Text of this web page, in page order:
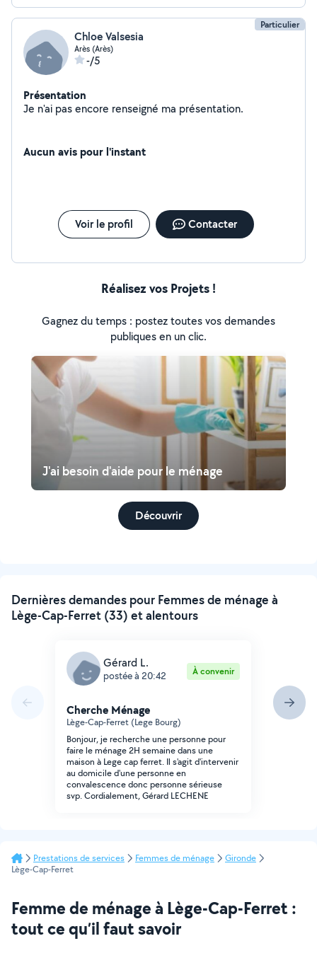
Particulier
Chloe Valsesia
Arès (Arès)
-/5
Présentation
Je n'ai pas encore renseigné ma présentation.
Aucun avis pour l'instant
Voir le profil Contacter
Réalisez vos Projets !
Gagnez du temps : postez toutes vos demandes
publiques en un clic.
J'ai besoin d'aide pour le ménage
Découvrir
Dernières demandes pour Femmes de ménage à
Lège-Cap-Ferret (33) et alentours
Gérard L.
postée à 20:42 À convenir
Cherche Ménage
Lège-Cap-Ferret (Lege Bourg)
Bonjour, je recherche une personne pour
faire le ménage 2H semaine dans une
maison à Lege cap ferret. Il s'agit d'intervenir
au domicile d'une personne en
convalescence donc personne sérieuse
svp. Cordialement, Gérard LECHENE
Prestations de services Femmes de ménage
Gironde
Lège-Cap-Ferret
Femme de ménage à Lège-Cap-Ferret :
tout ce qu’il faut savoir